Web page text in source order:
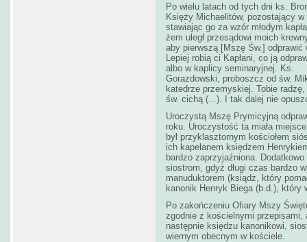
Po wielu latach od tych dni ks.
Księży Michaelitów, pozostający
stawiając go za wzór młodym
żem uległ przesądowi moich
aby pierwszą [Mszę Św.]
Lepiej robią ci Kapłani, co ją
albo w kaplicy seminaryjnej. Ks.
Gorazdowski, proboszcz od św.
katedrze przemyskiej. Tobie
św. cichą (...). I tak dalej nie
Uroczystą Mszę Prymicyjną
roku. Uroczystość ta miała
był przyklasztornym kościołem
ich kapelanem księdzem
bardzo zaprzyjaźniona.
siostrom, gdyż długi czas bardzo
manuduktorem (ksiądz, który
kanonik Henryk Biega (b.d.), który
Po zakończeniu Ofiary Mszy
zgodnie z kościelnymi przepisami,
następnie księdzu kanonikowi,
wiernym obecnym w kościele.